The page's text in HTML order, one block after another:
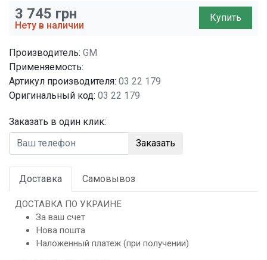
3 745 грн
Нету в наличии
Купить
Производитель: GM
Применяемость:
Артикул производителя: 03 22 179
Оригинальный код: 03 22 179
Заказать в один клик:
Заказать
Доставка Самовывоз
ДОСТАВКА ПО УКРАИНЕ
За ваш счет
Нова пошта
Наложенный платеж (при получении)